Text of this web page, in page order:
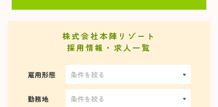
株式会社本陣リゾート
採用情報・求人一覧
雇用形態
勤務地